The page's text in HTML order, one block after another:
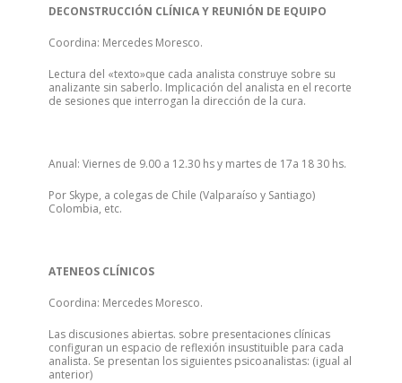
DECONSTRUCCIÓN CLÍNICA Y REUNIÓN DE EQUIPO
Coordina: Mercedes Moresco.
Lectura del «texto»que cada analista construye sobre su
analizante sin saberlo. Implicación del analista en el recorte
de sesiones que interrogan la dirección de la cura.
Anual: Viernes de 9.00 a 12.30 hs y martes de 17a 18 30 hs.
Por Skype, a colegas de Chile (Valparaíso y Santiago)
Colombia, etc.
ATENEOS CLÍNICOS
Coordina: Mercedes Moresco.
Las discusiones abiertas. sobre presentaciones clínicas
configuran un espacio de reflexión insustituible para cada
analista. Se presentan los siguientes psicoanalistas: (igual al
anterior)